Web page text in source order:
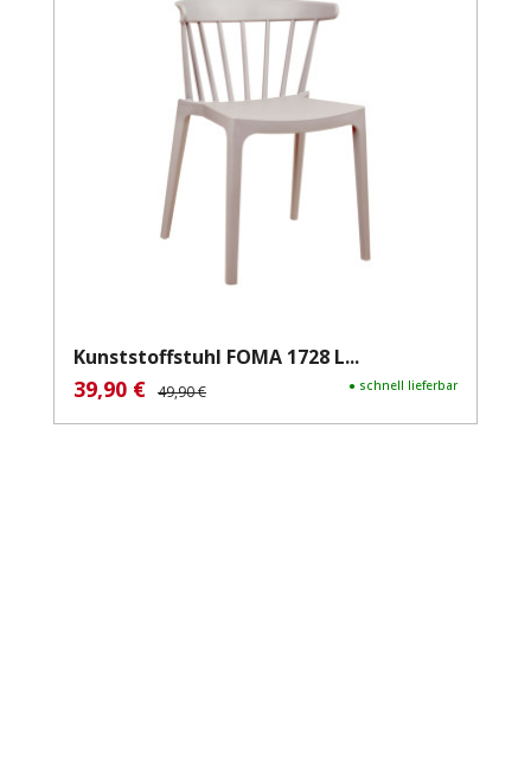
Kunststoffstuhl FOMA 1728 L...
Verkaufspreis:
39,90 € Regulärer Preis:
49,90 € ● schnell lieferbar